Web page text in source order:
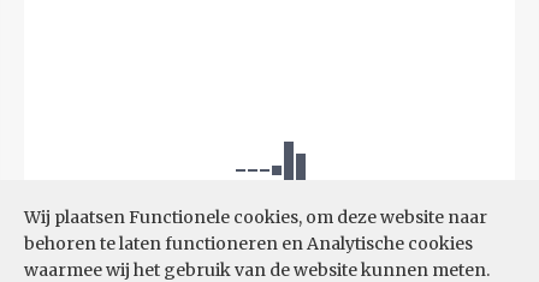
Wij plaatsen Functionele cookies, om deze website naar
behoren te laten functioneren en Analytische cookies
waarmee wij het gebruik van de website kunnen meten.